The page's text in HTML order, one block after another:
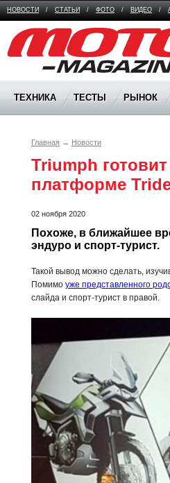
НОВОСТИ / СТАТЬИ / ФОТО / ВИДЕО /
Moto Magazine
ТЕХНИКА ТЕСТЫ РЫНОК
Главная → Новости
Triumph
платформе
02 ноября 2020
Похоже, в ближайшее
эндуро и спорт-турист.
Такой вывод можно сделать,
Помимо уже представленного
слайда и спорт-турист в правой.